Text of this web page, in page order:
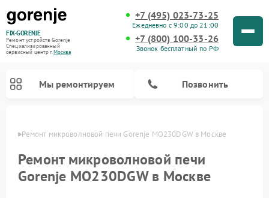
FIX-GORENJE
Ремонт устройств Gorenje
Специализированный
cервисный центр г.Москва
+7 (495) 023-73-25
Ежедневно с 9:00 до 21:00
+7 (800) 100-33-26
Звонок бесплатный по РФ
Мы ремонтируем Позвонить
Ремонт микроволновой печи Gorenje MO230DGW в Москве
Ремонт микроволновой печи
Gorenje MO230DGW в Москве